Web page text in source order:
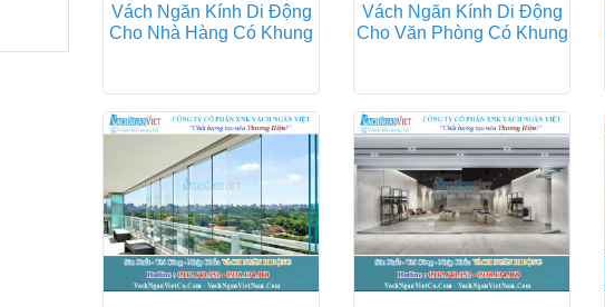
Vách Ngăn Kính Di Động
Cho Nhà Hàng Có Khung
Vách Ngăn Kính Di Động
Cho Văn Phòng Có Khung